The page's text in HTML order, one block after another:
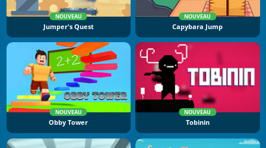
NOUVEAU
Jumper's Quest
NOUVEAU
Capybara Jump
NOUVEAU
Obby Tower
NOUVEAU
Tobinin